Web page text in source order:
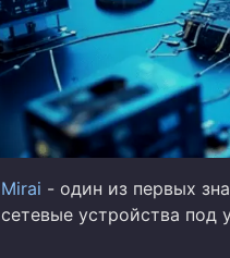
Mirai - один из первых
сетевые устройства под